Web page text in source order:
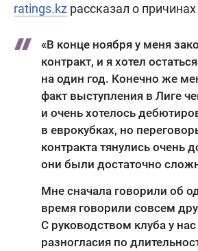
ratings.kz рассказал о
«В конце ноября у меня
контракт, и я хотел
на один год. Конечно же
факт выступления в Лиге
и очень хотелось
в еврокубках, но
контракта тянулись очень
они были достаточно
Мне сначала говорили об
время говорили совсем
С руководством клуба у
разногласия по